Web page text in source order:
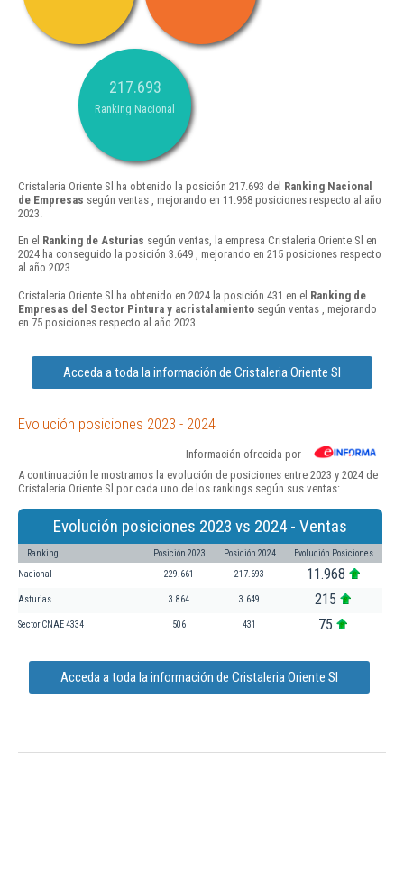
217.693
Ranking Nacional
Cristaleria Oriente Sl ha obtenido la posición 217.693 del Ranking Nacional
de Empresas según ventas , mejorando en 11.968 posiciones respecto al año
2023.
En el Ranking de Asturias según ventas, la empresa Cristaleria Oriente Sl en
2024 ha conseguido la posición 3.649 , mejorando en 215 posiciones respecto
al año 2023.
Cristaleria Oriente Sl ha obtenido en 2024 la posición 431 en el Ranking de
Empresas del Sector Pintura y acristalamiento según ventas , mejorando
en 75 posiciones respecto al año 2023.
Acceda a toda la información de Cristaleria Oriente Sl
Evolución posiciones 2023 - 2024
Información ofrecida por
A continuación le mostramos la evolución de posiciones entre 2023 y 2024 de
Cristaleria Oriente Sl por cada uno de los rankings según sus ventas:
Evolución posiciones 2023 vs 2024 - Ventas
Ranking Posición 2023 Posición 2024 Evolución Posiciones
Nacional 229.661 217.693 11.968
Asturias 3.864 3.649 215
Sector CNAE 4334 506 431 75
Acceda a toda la información de Cristaleria Oriente Sl